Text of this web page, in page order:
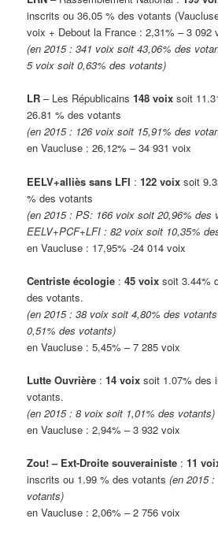
inscrits ou 36.05 % des votants
voix + Debout la France : 2,31% – 3 092
(en 2015 : 341 voix soit 43,06% des
5 voix soit 0,63% des votants)
LR – Les Républicains148 voix soit
26.81 % des votants
(en 2015 : 126 voix soit 15,91% des
en Vaucluse : 26,12% – 34 931 voix
EELV+alliès sans LFI :122 voix soit
% des votants
(en 2015 : PS: 166 voix soit 20,96% des
EELV+PCF+LFI : 82 voix soit 10,35%
en Vaucluse : 17,95% -24 014 voix
Centriste écologie :45 voix soit 3.44%
des votants.
(en 2015 : 38 voix soit 4,80% des
0,51% des votants)
en Vaucluse : 5,45% – 7 285 voix
Lutte Ouvrière :14 voix soit 1.07% des
votants.
(en 2015 : 8 voix soit 1,01% des votants)
en Vaucluse : 2,94% – 3 932 voix
Zou! – Ext-Droite souverainiste :11
inscrits ou 1.99 % des votants(en 2015
votants)
en Vaucluse : 2,06% – 2 756 voix